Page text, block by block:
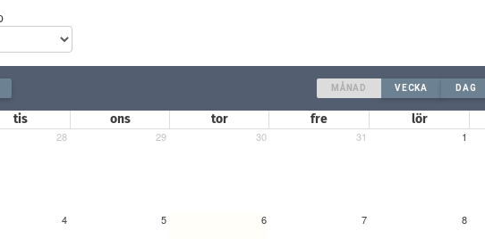
MÅNAD VECKA DAG
tis ons tor fre lör
28 29 30 31 1
4 5 6 7 8